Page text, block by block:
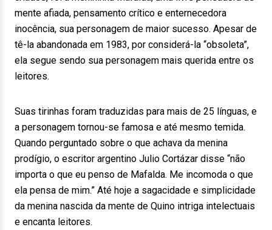
mente afiada, pensamento crítico e enternecedora
inocência, sua personagem de maior sucesso. Apesar de
tê-la abandonada em 1983, por considerá-la “obsoleta”,
ela segue sendo sua personagem mais querida entre os
leitores.
Suas tirinhas foram traduzidas para mais de 25 línguas, e
a personagem tornou-se famosa e até mesmo temida.
Quando perguntado sobre o que achava da menina
prodígio, o escritor argentino Julio Cortázar disse “não
importa o que eu penso de Mafalda. Me incomoda o que
ela pensa de mim.” Até hoje a sagacidade e simplicidade
da menina nascida da mente de Quino intriga intelectuais
e encanta leitores.